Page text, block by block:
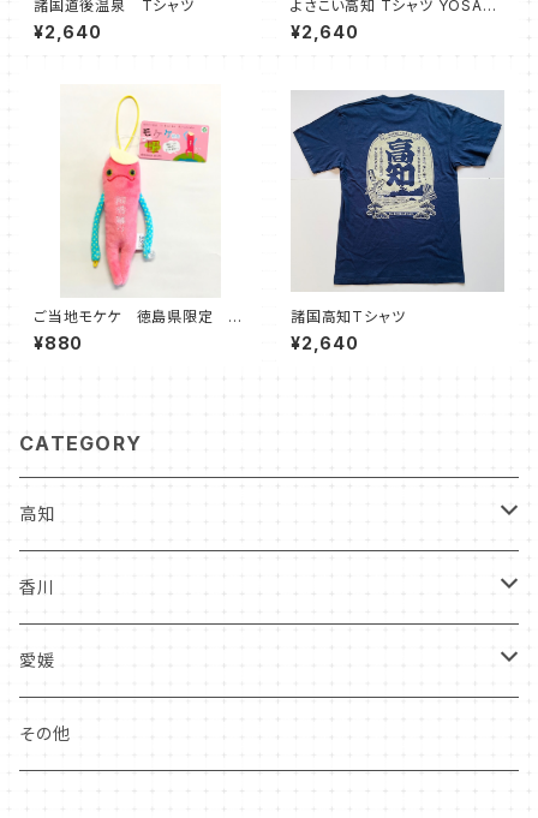
諸国道後温泉 Tシャツ
¥2,640
よさこい高知 Tシャツ YOSAK
OI KOCHI
¥2,640
ご当地モケケ 徳島県限定
『阿波踊り』
¥880
諸国高知Tシャツ
¥2,640
CATEGORY
高知
食品
雑貨
香川
食品
雑貨
愛媛
雑貨
その他